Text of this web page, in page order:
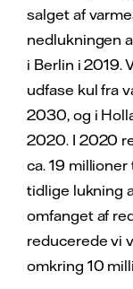
salget af
nedlukningen
i Berlin i 2019.
udfase kul fra
2030, og i
2020. I 2020
ca. 19
tidlige lukning
omfanget af
reducerede vi
omkring 10